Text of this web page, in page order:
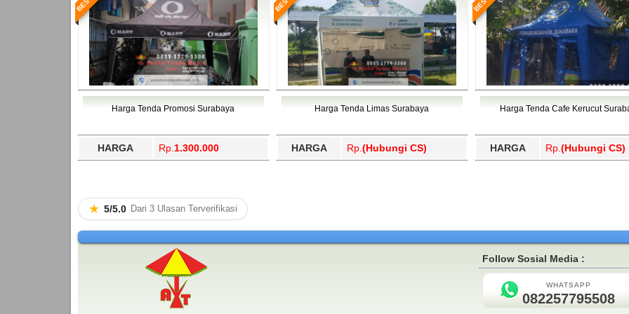
Harga Tenda Promosi Surabaya
HARGA Rp. 1.300.000
Harga Tenda Limas Surabaya
HARGA Rp. (Hubungi CS)
Harga Tenda Cafe Kerucut
HARGA Rp. (Hubungi CS)
★ 5/5.0 Dari 3 Ulasan Terverifikasi
Follow Sosial Media :
WHATSAPP
082257795508